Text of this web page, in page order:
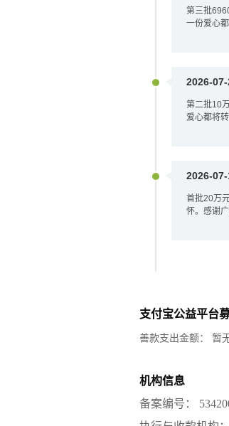
第三批
一份爱心
2026-
第二批10
爱心都将
2026-
首批20万
怀。感谢
支付宝公益平台
善款支出金额： 暂
机构信息
备案编号：